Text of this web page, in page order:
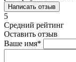
Написать отзыв
5
Средний рейтинг
Оставить отзыв
Ваше имя*